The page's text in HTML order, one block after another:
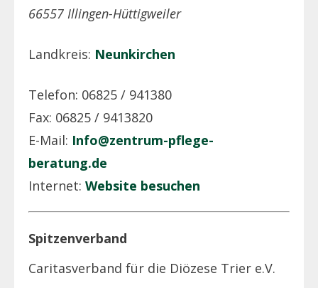
66557 Illingen-Hüttigweiler
Landkreis: Neunkirchen
Telefon: 06825 / 941380
Fax: 06825 / 9413820
E-Mail: Info@zentrum-pflege-
beratung.de
Internet: Website besuchen
Spitzenverband
Caritasverband für die Diözese Trier e.V.